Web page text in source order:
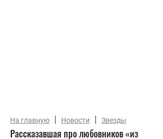
На главную | Новости | Звезды
Рассказавшая про любовников «из